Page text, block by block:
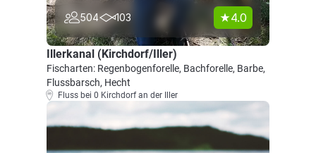
504 103 4.0
Illerkanal (Kirchdorf/Iller)
Fischarten: Regenbogenforelle, Bachforelle, Barbe,
Flussbarsch, Hecht
Fluss bei 0 Kirchdorf an der Iller